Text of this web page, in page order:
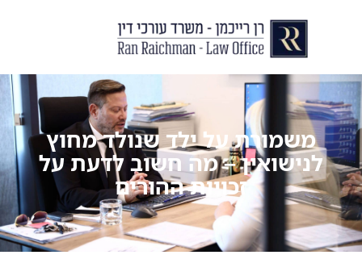
משמורת על ילד שנולד מחוץ
לנישואין – מה חשוב לדעת על
זכויות ההורים